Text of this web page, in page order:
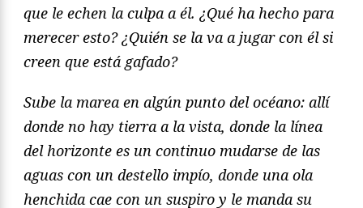
que le echen la culpa a él. ¿Qué ha hecho para
merecer esto? ¿Quién se la va a jugar con él si
creen que está gafado?
Sube la marea en algún punto del océano: allí
donde no hay tierra a la vista, donde la línea
del horizonte es un continuo mudarse de las
aguas con un destello impío, donde una ola
henchida cae con un suspiro y le manda su